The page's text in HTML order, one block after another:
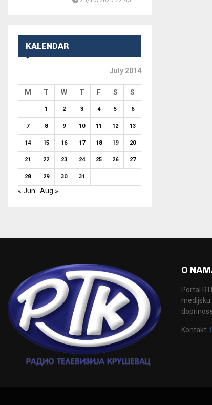
KALENDAR
July 2014
M T W T F S S
1 2 3 4 5 6
7 8 9 10 11 12 13
14 15 16 17 18 19 20
21 22 23 24 25 26 27
28 29 30 31
« Jun Aug »
O
Portal
Kontakt: